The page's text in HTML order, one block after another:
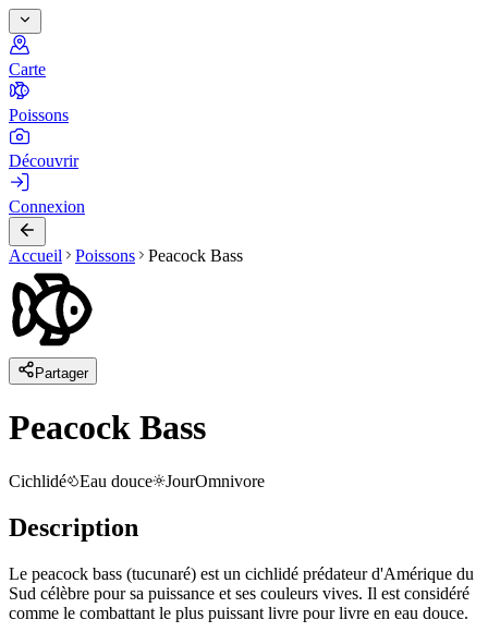
Carte
Poissons
Découvrir
Connexion
Accueil Poissons Peacock Bass
Partager
Peacock Bass
Cichlidé Eau douce JourOmnivore
Description
Le peacock bass (tucunaré) est un cichlidé prédateur d'Amérique du
Sud célèbre pour sa puissance et ses couleurs vives. Il est considéré
comme le combattant le plus puissant livre pour livre en eau douce.